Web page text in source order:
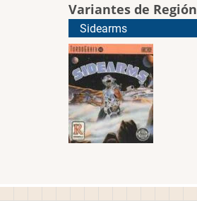
Variantes de Región
Sidearms